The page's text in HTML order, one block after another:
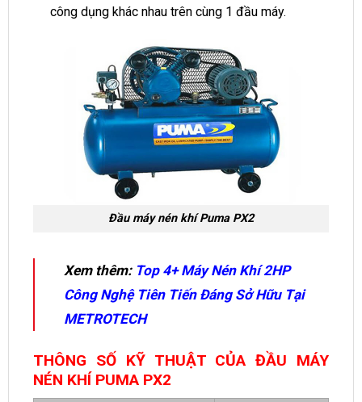
công dụng khác nhau trên cùng 1 đầu máy.
Đầu máy nén khí Puma PX2
Xem thêm: Top 4+ Máy Nén Khí 2HP
Công Nghệ Tiên Tiến Đáng Sở Hữu Tại
METROTECH
THÔNG SỐ KỸ THUẬT CỦA ĐẦU MÁY
NÉN KHÍ PUMA PX2